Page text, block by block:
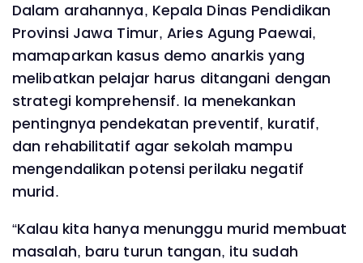
Dalam arahannya, Kepala Dinas Pendidikan
Provinsi Jawa Timur, Aries Agung Paewai,
mamaparkan kasus demo anarkis yang
melibatkan pelajar harus ditangani dengan
strategi komprehensif. Ia menekankan
pentingnya pendekatan preventif, kuratif,
dan rehabilitatif agar sekolah mampu
mengendalikan potensi perilaku negatif
murid.
“Kalau kita hanya menunggu murid membuat
masalah, baru turun tangan, itu sudah